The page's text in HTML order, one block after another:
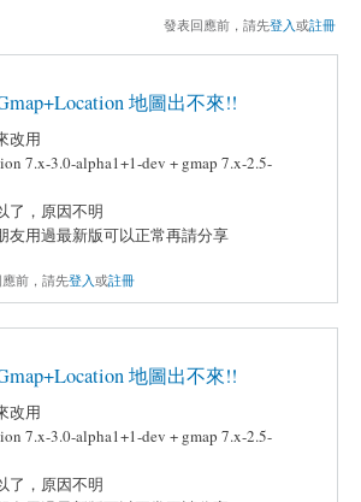
發表回應前，請先登入或註冊
地圖出不來!!
改用
7.x-3.0-alpha1+1-dev + gmap 7.x-2.5-
了，原因不明
友用過最新版可以正常再請分享
前，請先登入或註冊
地圖出不來!!
改用
7.x-3.0-alpha1+1-dev + gmap 7.x-2.5-
了，原因不明